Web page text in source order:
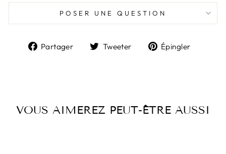
POSER UNE QUESTION
Partager
PartagerTweeter
TweeterÉpingler
VOUS AIMEREZ PEUT-ÊTRE AUSSI